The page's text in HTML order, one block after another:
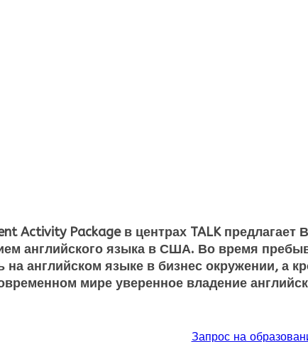
Activity Package в центрах TALK
английского языка в США. Во время
на английском языке в бизнес окружении, а
мире уверенное владение
Запрос на